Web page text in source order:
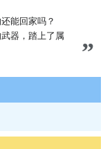
能回家吗？
器，踏上了属
”